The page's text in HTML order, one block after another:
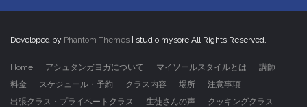
ョ
ン
Developed by Phantom Themes | studio mysore All Rights Reserved.
Home アシュタンガヨガについて マイソールスタイルとは
講師
料金
スケジュール・予約 クラス内容 場所
注意事項
出張クラス・プライベートクラス
生徒さんの声 クッキングクラス